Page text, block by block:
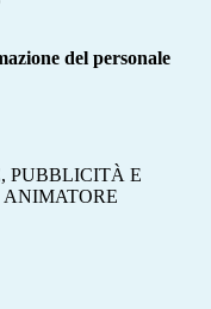
del personale
PUBBLICITÀ E